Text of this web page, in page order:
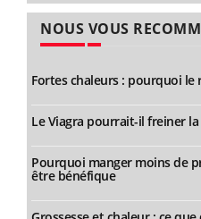
NOUS VOUS
Fortes chaleurs : pourquoi le
Le Viagra pourrait-il freiner
Pourquoi manger moins de
être bénéfique